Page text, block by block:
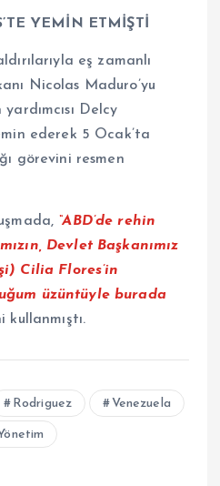
YEMİN ETMİŞTİ
eş zamanlı
Nicolas Maduro’yu
yardımcısı Delcy
ederek 5 Ocak’ta
görevini resmen
“ABD’de rehin
Devlet Başkanımız
Cilia Flores’in
üzüntüyle burada
Rodriguez Venezuela